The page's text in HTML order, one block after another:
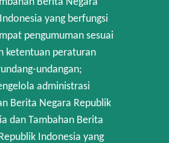
yang berfungsi
pengumuman sesuai
ketentuan peraturan
undangan;
administrasi
Berita Negara Republik
dan Tambahan Berita
Indonesia yang